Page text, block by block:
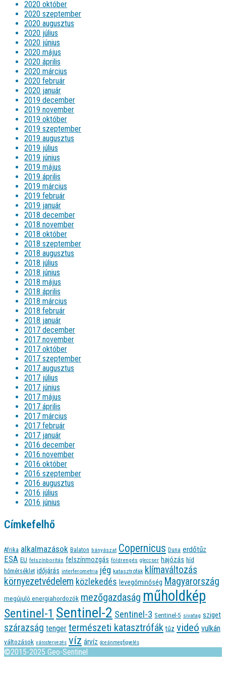
2020 október
2020 szeptember
2020 augusztus
2020 július
2020 június
2020 május
2020 április
2020 március
2020 február
2020 január
2019 december
2019 november
2019 október
2019 szeptember
2019 augusztus
2019 július
2019 június
2019 május
2019 április
2019 március
2019 február
2019 január
2018 december
2018 november
2018 október
2018 szeptember
2018 augusztus
2018 július
2018 június
2018 május
2018 április
2018 március
2018 február
2018 január
2017 december
2017 november
2017 október
2017 szeptember
2017 augusztus
2017 július
2017 június
2017 május
2017 április
2017 március
2017 február
2017 január
2016 december
2016 november
2016 október
2016 szeptember
2016 augusztus
2016 július
2016 június
Címkefelhő
Afrika alkalmazások Balaton bányászat Copernicus Duna erdőtűz
ESA EU felszínborítás felszínmozgás földrengés gleccser hajózás híd
hőmérséklet időjárás interferometria jég katasztrófák klímaváltozás
környezetvédelem közlekedés levegőminőség Magyarország
megújuló energiahordozók mezőgazdaság műholdkép
Sentinel-1 Sentinel-2 Sentinel-3 Sentinel-5 sivatag sziget
szárazság tenger természeti katasztrófák tűz videó vulkán
változások várostervezés víz árvíz óceánmegfigyelés
©2015-2025 Geo-Sentinel